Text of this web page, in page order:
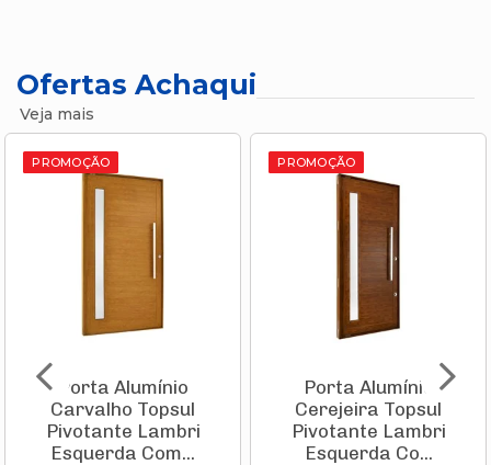
Ofertas Achaqui
Veja mais
PROMOÇÃO
Porta Alumínio
Cerejeira Topsul
Pivotante Lambri
Esquerda Co...
PROMOÇÃO
Caixa Térmica Pvc
Tropical 32 L
Vermelha Com
Branco 9003.505...